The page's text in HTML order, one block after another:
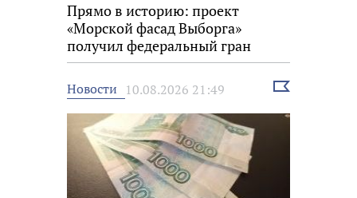
Прямо в историю: проект
«Морской фасад Выборга»
получил федеральный гран
Новости 10.08.2026 21:49
Выбрать